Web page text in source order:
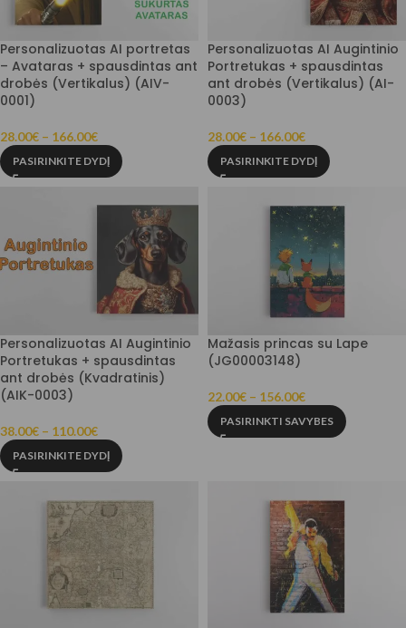
Personalizuotas AI portretas
– Avataras + spausdintas ant
drobės (Vertikalus) (AIV-
0001)
28.00€ – 166.00€
PASIRINKITE DYDĮ
Personalizuotas AI Augintinio
Portretukas + spausdintas
ant drobės (Vertikalus) (AI-
0003)
28.00€ – 166.00€
PASIRINKITE DYDĮ
Personalizuotas AI Augintinio
Portretukas + spausdintas
ant drobės (Kvadratinis)
(AIK-0003)
38.00€ – 110.00€
PASIRINKITE DYDĮ
Mažasis princas su Lape
(JG00003148)
22.00€ – 156.00€
PASIRINKTI SAVYBES